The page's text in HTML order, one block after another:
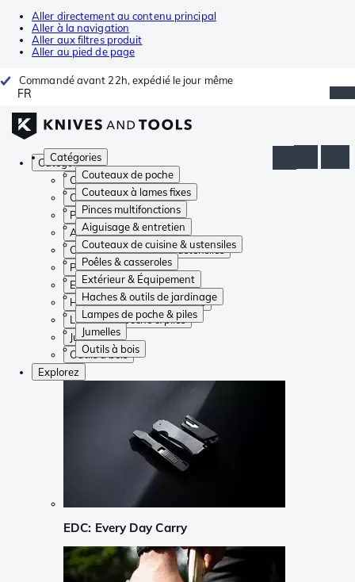
Aller directement au contenu principal
Aller à la navigation
Aller aux filtres produit
Aller au pied de page
Commandé avant 22h, expédié le jour même
FR
Catégories
Couteaux de poche
Couteaux à lames fixes
Pinces multifonctions
Aiguisage & entretien
Couteaux de cuisine & ustensiles
Poêles & casseroles
Extérieur & Équipement
Haches & outils de jardinage
Lampes de poche & piles
Jumelles
Outils à bois
Catégories
Couteaux de poche
Couteaux à lames fixes
Pinces multifonctions
Aiguisage & entretien
Couteaux de cuisine & ustensiles
Poêles & casseroles
Extérieur & Équipement
Haches & outils de jardinage
Lampes de poche & piles
Jumelles
Outils à bois
Explorez
EDC: Every Day Carry